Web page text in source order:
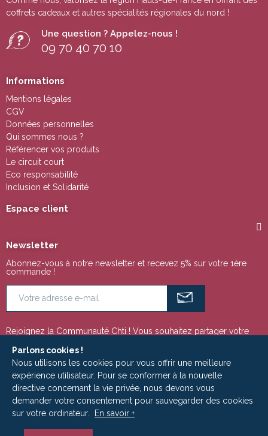
Parlons cookies !
Nous utilisons les cookies pour vous offrir une meilleure
expérience utilisateur. Pour se conformer à la nouvelle
directive concernant la vie privée, nous devons vous
demander votre consentement pour sauvegarder des cookies
sur votre ordinateur.
En savoir +
coffrets cadeaux et autres spécialités régionales du nord !
Une question ? Appelez-nous !
09 70 40 70 10
Informations
Mentions légales
CGV
Données personnelles
Qui sommes nous ?
Référencer vos produits
Le circuit court
Eco responsabilité
Inclusion et Solidarité
Espace client
Newsletter
Abonnez-vous à notre newsletter et recevez 5% sur votre 1ère
commande !
Rejoignez la Communauté Chti ! Vous souhaitez partager votre
suivre notre actualité ? Ces espaces sont faits pour vous !
Copyright © 2009 - 2025 | Le Ch'ti Marché est un site édité par la Société
ADLC MEDIA - RCS Roubaix-Tourcoing 533 949 798